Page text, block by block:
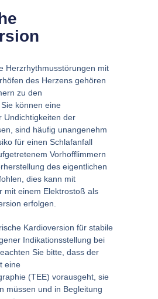
Herzrhythmusstörungen mit
des Herzens gehören
zu den
können eine
Undichtigkeiten der
sind häufig unangenehm
für einen Schlafanfall
Vorhofflimmern
des eigentlichen
dies kann mit
mit einem Elektrostoß als
erfolgen.
Kardioversion für stabile
Indikationsstellung bei
Sie bitte, dass der
eine
(TEE) vorausgeht, sie
müssen und in Begleitung